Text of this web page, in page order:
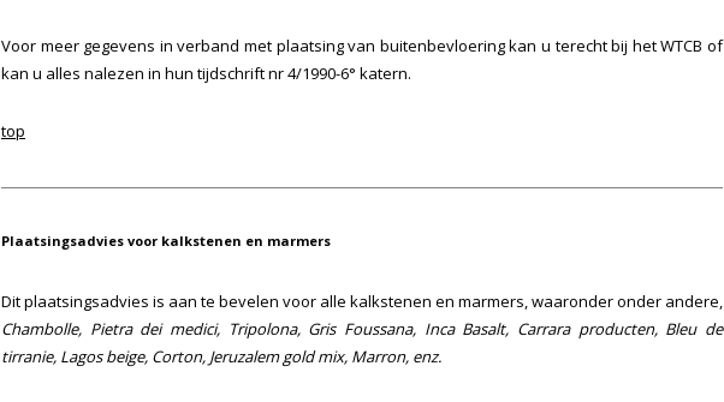
Voor meer gegevens in verband met plaatsing van buitenbevloering kan u terecht bij het WTCB of
kan u alles nalezen in hun tijdschrift nr 4/1990-6° katern.
top
Plaatsingsadvies voor kalkstenen en marmers
Dit plaatsingsadvies is aan te bevelen voor alle kalkstenen en marmers, waaronder onder andere,
Chambolle, Pietra dei medici, Tripolona, Gris Foussana, Inca Basalt, Carrara producten, Bleu de
tirranie, Lagos beige, Corton, Jeruzalem gold mix, Marron, enz.